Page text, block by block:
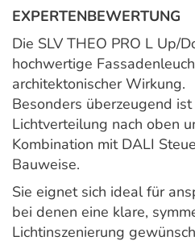
EXPERTENBEWERTUNG
Die SLV THEO PRO L Up/
hochwertige
architektonischer Wirkung.
Besonders überzeugend
Lichtverteilung nach oben
Kombination mit DALI
Bauweise.
Sie eignet sich ideal für
bei denen eine klare,
Lichtinszenierung